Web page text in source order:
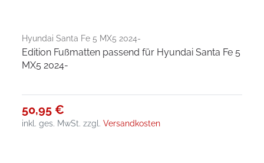
Hyundai Santa Fe 5 MX5 2024-
Edition Fußmatten passend für Hyundai Santa Fe 5
MX5 2024-
50,95 €
inkl. ges. MwSt. zzgl.Versandkosten